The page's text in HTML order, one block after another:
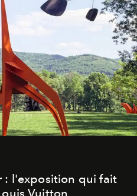
: l'exposition qui fait
Vuitton